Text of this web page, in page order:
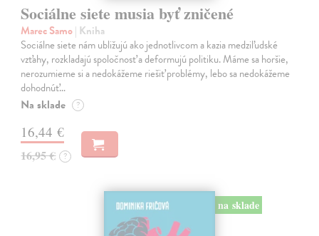
Sociálne siete musia byť zničené
Marec Samo| Kniha
Sociálne siete nám ubližujú ako jednotlivcom a kazia medziľudské
vzťahy, rozkladajú spoločnosť a deformujú politiku. Máme sa horšie,
nerozumieme si a nedokážeme riešiť problémy, lebo sa nedokážeme
dohodnúť…
Na sklade ?
16,44 €
16,95 € ?
na sklade